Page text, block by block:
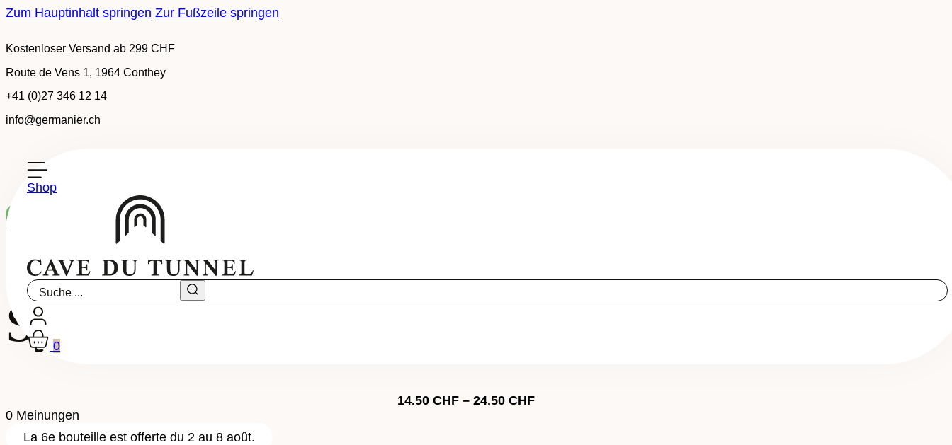
Zum Hauptinhalt springen Zur Fußzeile springen
Kostenloser Versand ab 299 CHF
Route de Vens 1, 1964 Conthey
+41 (0)27 346 12 14
info@germanier.ch
Shop
Suche
0
Auf Bestellung erhältlich
Tradition, Medaillenweine
Syrah Barrique
14.50 CHF – 24.50 CHFPreisspanne:
0 Meinungen
La 6e bouteille est offerte du 2 au 8 août.